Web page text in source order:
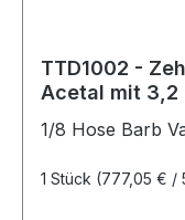
TTD1002 -
Acetal mit 3,2
1/8 Hose Barb
1 Stück (777,05 € /